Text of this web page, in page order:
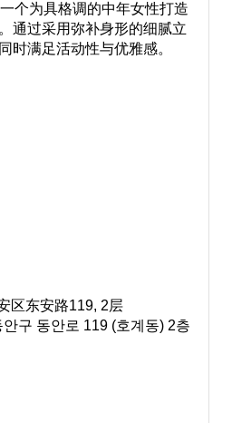
个为具格调的中年女性打造
通过采用弥补身形的细腻立
时满足活动性与优雅感。
区东安路119, 2层
구 동안로 119 (호계동) 2층